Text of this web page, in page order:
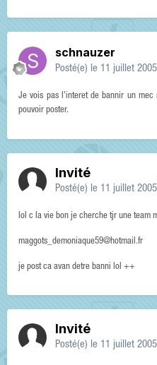
schnauzer
Posté(e) le 11 juillet 2005
Je vois pas l'interet de bannir un
pouvoir poster.
Invité
Posté(e) le 11 juillet 2005
lol c la vie bon je cherche tjr une team
maggots_demoniaque59@hotmail.fr
je post ca avan detre banni lol ++
Invité
Posté(e) le 11 juillet 2005